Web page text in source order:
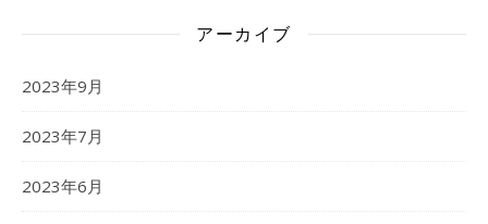
アーカイブ
2023年9月
2023年7月
2023年6月